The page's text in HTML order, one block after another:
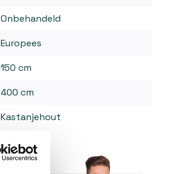
Onbehandeld
Europees
150 cm
400 cm
Kastanjehout